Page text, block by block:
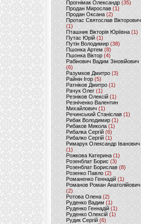
Прогнімак Олександр(35)
Продан Мирослав(1)
Продан Оксана (2)
Протас Святослав Вікторович
(1)
Пташник Вікторія Юріївна (1)
Путас Юрій (1)
Путін Володимир(38)
Пшонка Артем (8)
Пшонка Віктор(4)
Рабінович Вадим Зіновійович
(6)
Разумков Дмитро (3)
Райнін Ігор(5)
Ратніков Дмитро (1)
Рачук Олег (1)
Резніков Олексій(1)
Резніченко Валентин
Михайлович (1)
Речинський Станіслав (1)
Рибак Володимир(1)
Рибаков Микола(1)
Рибалка Сергій (6)
Рибалко Сергій (1)
Римарук Олександр Іванович
(1)
Рожкова Катерина(1)
Розенблат Борис (3)
Розенблат Борислав (8)
Розенко Павло (2)
Романенко Геннадій (1)
Романов Роман Анатолійович
(2)
Ротова Олена(2)
Руденко Вадим (1)
Руденко Геннадій (1)
Руденко Олексій(1)
Рудик Сергій(6)